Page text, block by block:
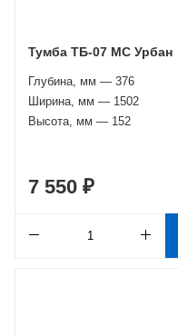
Тумба ТБ-07 МС Урбан
Глубина, мм — 376
Ширина, мм — 1502
Высота, мм — 152
7 550 ₽